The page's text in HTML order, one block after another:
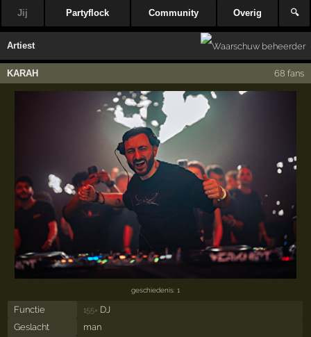
Jij Partyflock Community Overig 🔍
Artiest
KARAH 68 fans
geschiedenis: 1
Functie 155× DJ
Geslacht
man